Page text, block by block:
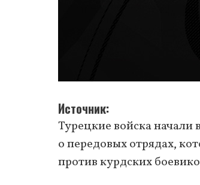
Источник
Турецкие войска начали
о передовых отрядах,
против курдских